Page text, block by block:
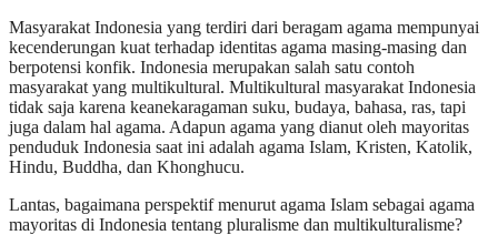
Masyarakat Indonesia yang terdiri dari beragam agama mempunyai
kecenderungan kuat terhadap identitas agama masing-masing dan
berpotensi konfik. Indonesia merupakan salah satu contoh
masyarakat yang multikultural. Multikultural masyarakat Indonesia
tidak saja karena keanekaragaman suku, budaya, bahasa, ras, tapi
juga dalam hal agama. Adapun agama yang dianut oleh mayoritas
penduduk Indonesia saat ini adalah agama Islam, Kristen, Katolik,
Hindu, Buddha, dan Khonghucu.
Lantas, bagaimana perspektif menurut agama Islam sebagai agama
mayoritas di Indonesia tentang pluralisme dan multikulturalisme?